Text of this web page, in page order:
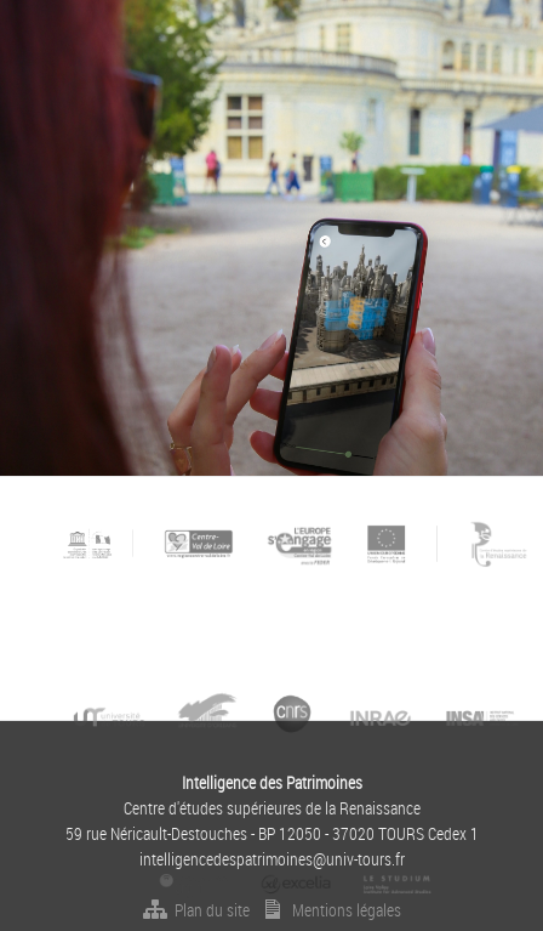
Intelligence des Patrimoines
Centre d'études supérieures de la Renaissance
59 rue Néricault-Destouches - BP 12050 - 37020 TOURS Cedex 1
intelligencedespatrimoines@univ-tours.fr
Plan du site Mentions légales